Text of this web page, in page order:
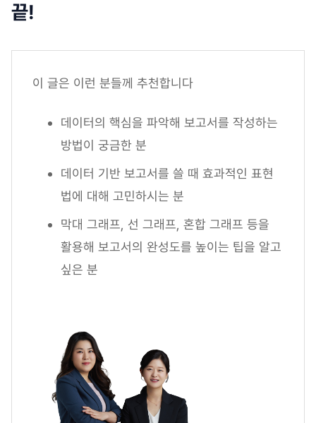
끝!
이 글은 이런 분들께 추천합니다
데이터의 핵심을 파악해 보고서를 작성하는
방법이 궁금한 분
데이터 기반 보고서를 쓸 때 효과적인 표현
법에 대해 고민하시는 분
막대 그래프, 선 그래프, 혼합 그래프 등을
활용해 보고서의 완성도를 높이는 팁을 알고
싶은 분